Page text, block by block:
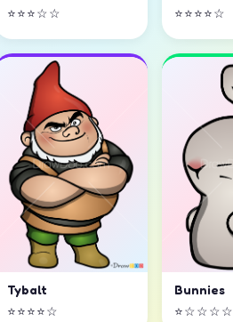
⭐⭐⭐☆☆ ⭐⭐⭐⭐☆
Tybalt
⭐⭐⭐⭐☆
Bunnies
⭐☆☆☆☆